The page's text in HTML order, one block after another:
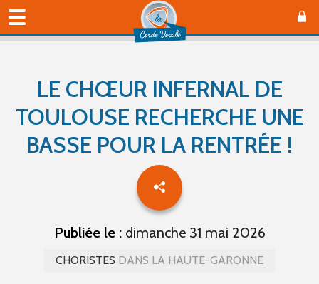
LE CHŒUR INFERNAL DE
TOULOUSE RECHERCHE UNE
BASSE POUR LA RENTRÉE !
Publiée le :dimanche 31 mai 2026
CHORISTES DANS LA HAUTE-GARONNE